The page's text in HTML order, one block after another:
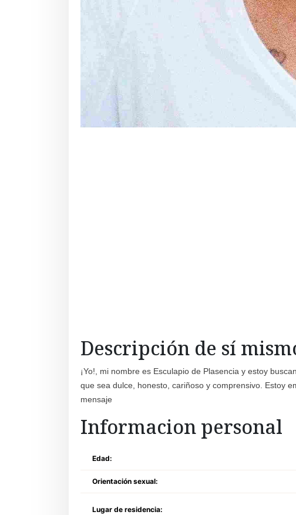
Descripción de sí
¡Yo!, mi nombre es Esculapio de Plasencia y estoy
que sea dulce, honesto, cariñoso y comprensivo. Estoy
mensaje
Informacion personal
Edad:
Orientación sexual:
Lugar de residencia: